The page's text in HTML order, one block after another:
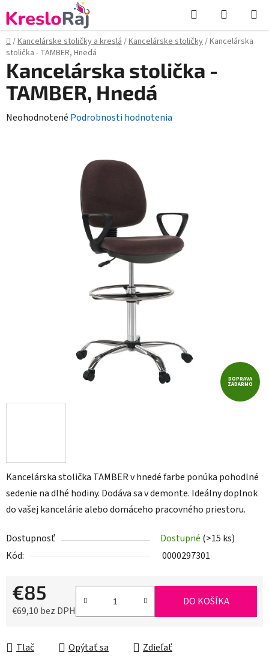
na
obsah
Hľadať
KOŠÍK
Domov
/Kancelárske stoličky a kreslá/Kancelárske stoličky/Kancelárska
stolička - TAMBER, Hnedá
Kancelárska stolička TAMBER v hnedé farbe ponúka pohodlné
sedenie na dlhé hodiny. Dodáva sa v demonte. Ideálny doplnok
do vašej kancelárie alebo domáceho pracovného priestoru.
Dostupnosť Dostupné (>15 ks)
Kód:
0000297301
€85
€69,10 bez DPH
DO KOŠÍKA
Tlač Opýtať sa Zdieľať
Kancelárska stolička -
TAMBER, Hnedá
Priemerné
Neohodnotené Podrobnosti hodnotenia
DOPRAVA
ZADARMO